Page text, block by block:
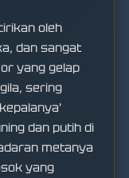
oleh
dan sangat
yang gelap
sering
dan putih di
metanya
yang